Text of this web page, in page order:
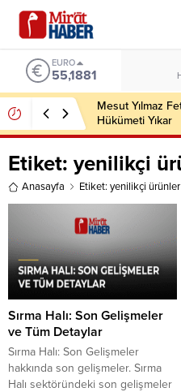
EURO
55,1881
Mesut Yılmaz
Hükümeti Yıkar
Etiket: yenilikçi
Anasayfa Etiket: yenilikçi ürünler
Sırma Halı: Son Gelişmeler
ve Tüm Detaylar
Sırma Halı: Son Gelişmeler
hakkında son gelişmeler. Sırma
Halı sektöründeki son gelişmeler